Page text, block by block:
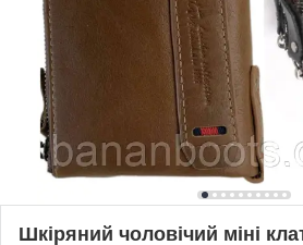
Шкіряний чоловічий міні